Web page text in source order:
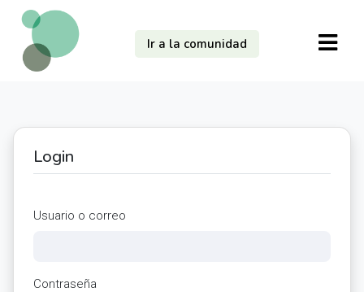
Ir a la comunidad
Login
Usuario o correo
Contraseña